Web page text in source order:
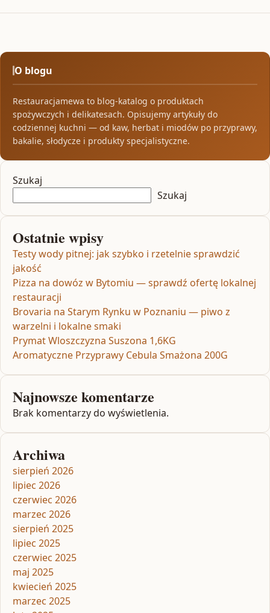
O blogu
Restauracjamewa to blog-katalog o produktach
spożywczych i delikatesach. Opisujemy artykuły do
codziennej kuchni — od kaw, herbat i miodów po przyprawy,
bakalie, słodycze i produkty specjalistyczne.
Szukaj
Szukaj
Ostatnie wpisy
Testy wody pitnej: jak szybko i rzetelnie sprawdzić
jakość
Pizza na dowóz w Bytomiu — sprawdź ofertę lokalnej
restauracji
Brovaria na Starym Rynku w Poznaniu — piwo z
warzelni i lokalne smaki
Prymat Wloszczyzna Suszona 1,6KG
Aromatyczne Przyprawy Cebula Smażona 200G
Najnowsze komentarze
Brak komentarzy do wyświetlenia.
Archiwa
sierpień 2026
lipiec 2026
czerwiec 2026
marzec 2026
sierpień 2025
lipiec 2025
czerwiec 2025
maj 2025
kwiecień 2025
marzec 2025